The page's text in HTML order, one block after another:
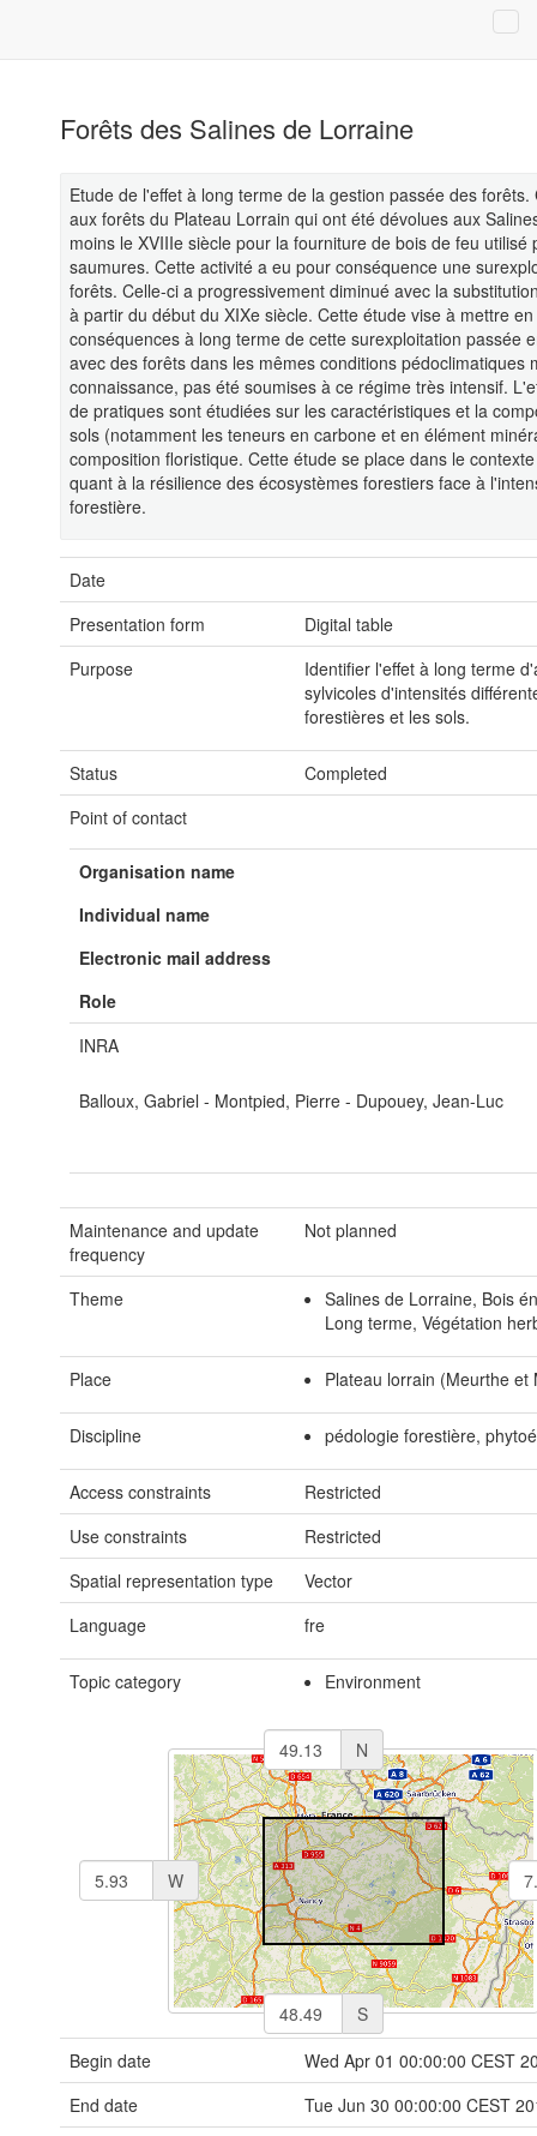
Forêts des Salines de Lorraine
Etude de l'effet à long terme de la gestion passée des
aux forêts du Plateau Lorrain qui ont été dévolues aux
moins le XVIIIe siècle pour la fourniture de bois de feu utilisé
saumures. Cette activité a eu pour conséquence une
forêts. Celle-ci a progressivement diminué avec la
à partir du début du XIXe siècle. Cette étude vise à mettre
conséquences à long terme de cette surexploitation passée
avec des forêts dans les mêmes conditions pédoclimatiques
connaissance, pas été soumises à ce régime très intensif.
de pratiques sont étudiées sur les caractéristiques et la
sols (notamment les teneurs en carbone et en élément
composition floristique. Cette étude se place dans le
quant à la résilience des écosystèmes forestiers face à
forestière.
Date
Presentation form
Digital table
Purpose
Identifier l'effet à long terme
sylvicoles d'intensités
forestières et les sols.
Status
Completed
Point of contact
Organisation name
Individual name
Electronic mail address
Role
INRA
Balloux, Gabriel - Montpied, Pierre - Dupouey, Jean-Luc
Maintenance and update
frequency
Not planned
Theme
Salines de Lorraine, Bois
Long terme, Végétation
Place Plateau lorrain (Meurthe et
Discipline pédologie forestière,
Access constraints
Restricted
Use constraints
Restricted
Spatial representation type
Vector
Language
fre
Topic category Environment
N
S
W
Begin date
Wed Apr 01 00:00:00 CEST
End date
Tue Jun 30 00:00:00 CEST